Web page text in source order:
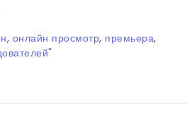
, онлайн просмотр, премьера,